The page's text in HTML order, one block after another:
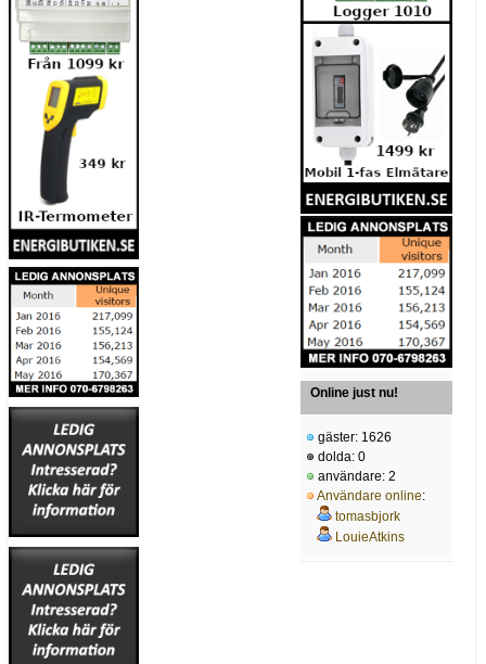
Online just nu!
gäster: 1626
dolda: 0
användare: 2
Användare online:
tomasbjork
LouieAtkins